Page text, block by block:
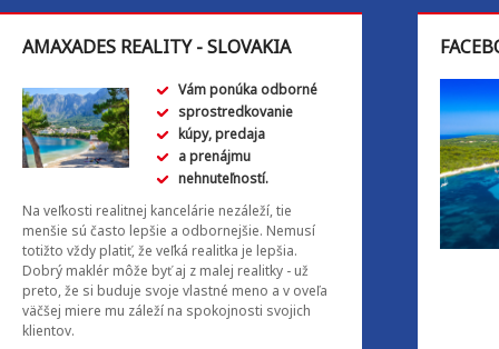
AMAXADES REALITY - SLOVAKIA
Vám ponúka odborné
sprostredkovanie
kúpy, predaja
a prenájmu
nehnuteľností.
Na veľkosti realitnej kancelárie nezáleží, tie
menšie sú často lepšie a odbornejšie. Nemusí
totižto vždy platiť, že veľká realitka je lepšia.
Dobrý maklér môže byť aj z malej realitky - už
preto, že si buduje svoje vlastné meno a v oveľa
väčšej miere mu záleží na spokojnosti svojich
klientov.